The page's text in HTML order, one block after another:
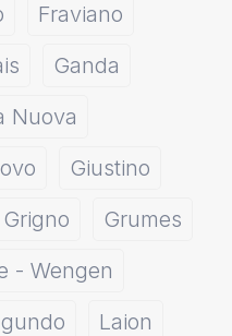
Fraviano
Ganda
Nuova
Giustino
Grigno
Grumes
- Wengen
Laion